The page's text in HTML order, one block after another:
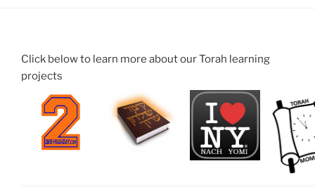
Click below to learn more about our Torah learning
projects